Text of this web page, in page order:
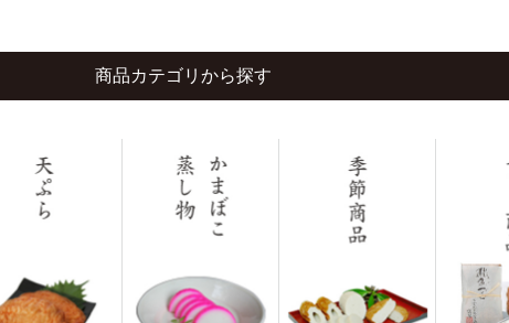
商品カテゴリから探す